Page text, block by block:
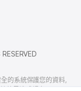
的系統保護您的資料，
外界造成損害